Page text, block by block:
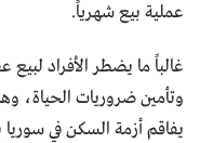
عملية بيع شهرياً.
غالباً ما يضطر الأفراد
وتأمين ضروريات الحياة،
يفاقم أزمة السكن في